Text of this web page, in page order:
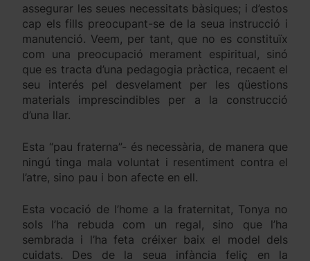
assegurar les seues necessitats bàsiques; i d’estos
cap els fills preocupant-se de la seua instrucció i
manutenció. Veem, per tant, que no es constituïx
com una preocupació merament espiritual, sinó
que es tracta d’una pedagogia pràctica, recaent el
seu interés pel desvelament per les qüestions
materials imprescindibles per a la construcció
d’una llar.
Esta “pau fraterna”- és necessària, de manera que
ningú tinga mala voluntat i resentiment contra el
l’atre, sino pau i bon afecte en ell.
Esta vocació de l’home a la fraternitat, Tonya no
sols l’ha rebuda com un regal, sino que l’ha
sembrada i l’ha feta créixer baix el model dels
cuidats. Des de la seua infància feliç en la